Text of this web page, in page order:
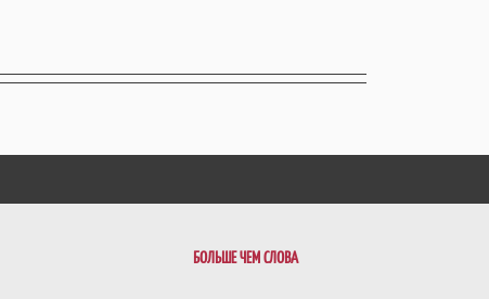
БОЛЬШЕ ЧЕМ СЛОВА